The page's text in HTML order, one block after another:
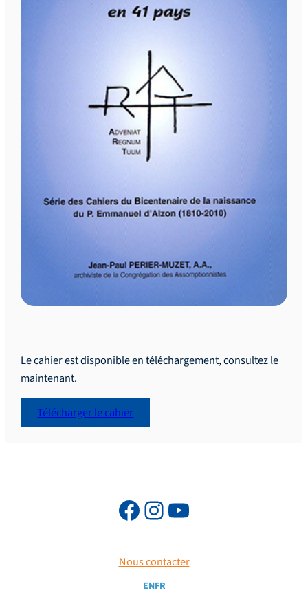
Le cahier est disponible en téléchargement, consultez le
maintenant.
Télécharger le cahier
Nous contacter
ENFR